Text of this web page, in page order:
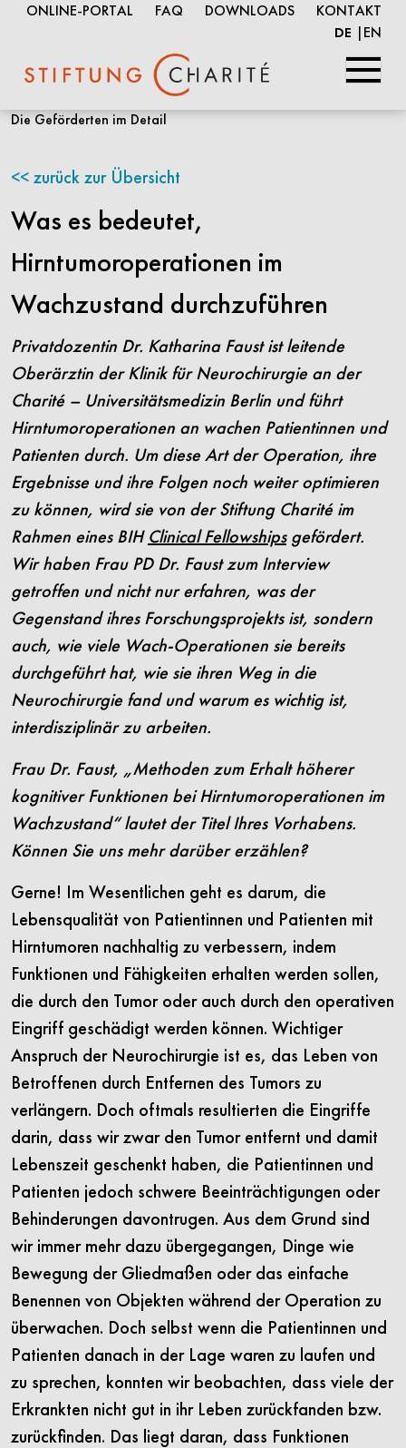
zum
ONLINE-PORTAL FAQ DOWNLOADS KONTAKT
DE EN
Die Geförderten im Detail
zurück zur Übersicht
Was es bedeutet,
Hirntumoroperationen im
Wachzustand durchzuführen
Privatdozentin Dr. Katharina Faust ist leitende
Oberärztin der Klinik für Neurochirurgie an der
Charité – Universitätsmedizin Berlin und führt
Hirntumoroperationen an wachen Patientinnen und
Patienten durch. Um diese Art der Operation, ihre
Ergebnisse und ihre Folgen noch weiter optimieren
zu können, wird sie von der Stiftung Charité im
Rahmen eines BIH Clinical Fellowshipsgefördert.
Wir haben Frau PD Dr. Faust zum Interview
getroffen und nicht nur erfahren, was der
Gegenstand ihres Forschungsprojekts ist, sondern
auch, wie viele Wach-Operationen sie bereits
durchgeführt hat, wie sie ihren Weg in die
Neurochirurgie fand und warum es wichtig ist,
interdisziplinär zu arbeiten.
Frau Dr. Faust, „Methoden zum Erhalt höherer
kognitiver Funktionen bei Hirntumoroperationen im
Wachzustand“ lautet der Titel Ihres Vorhabens.
Können Sie uns mehr darüber erzählen?
Gerne! Im Wesentlichen geht es darum, die
Lebensqualität von Patientinnen und Patienten mit
Hirntumoren nachhaltig zu verbessern, indem
Funktionen und Fähigkeiten erhalten werden sollen,
die durch den Tumor oder auch durch den operativen
Eingriff geschädigt werden können. Wichtiger
Anspruch der Neurochirurgie ist es, das Leben von
Betroffenen durch Entfernen des Tumors zu
verlängern. Doch oftmals resultierten die Eingriffe
darin, dass wir zwar den Tumor entfernt und damit
Lebenszeit geschenkt haben, die Patientinnen und
Patienten jedoch schwere Beeinträchtigungen oder
Behinderungen davontrugen. Aus dem Grund sind
wir immer mehr dazu übergegangen, Dinge wie
Bewegung der Gliedmaßen oder das einfache
Benennen von Objekten während der Operation zu
überwachen. Doch selbst wenn die Patientinnen und
Patienten danach in der Lage waren zu laufen und
zu sprechen, konnten wir beobachten, dass viele der
Erkrankten nicht gut in ihr Leben zurückfanden bzw.
zurückfinden. Das liegt daran, dass Funktionen